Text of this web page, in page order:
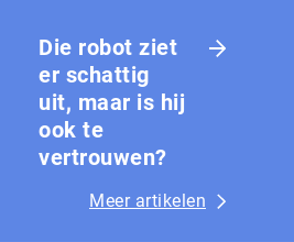
Die robot ziet
er schattig
uit, maar is hij
ook te
vertrouwen?
Meer artikelen